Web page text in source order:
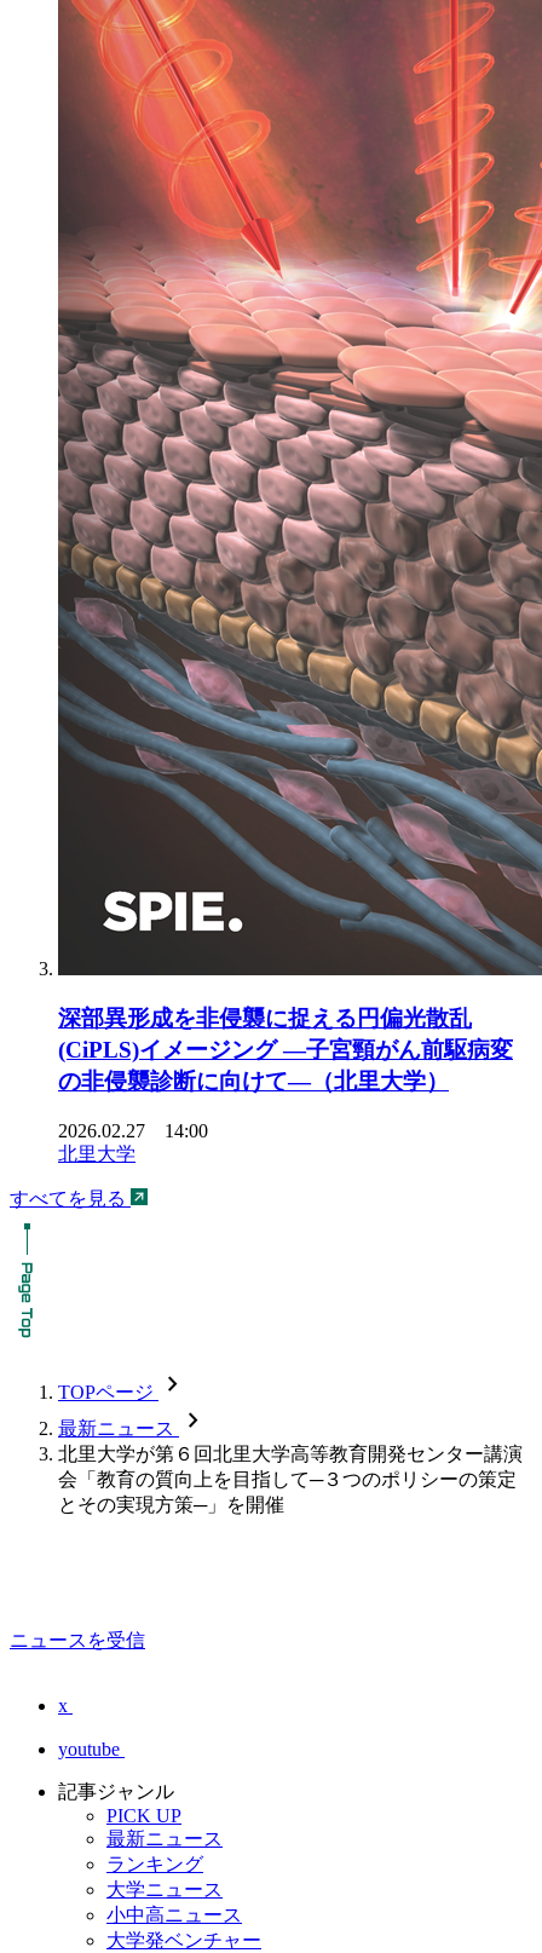
深部異形成を非侵襲に捉える円偏光散乱
(CiPLS)イメージング ―子宮頸がん前駆病変
の非侵襲診断に向けて―（北里大学）
2026.02.27 14:00
北里大学
すべてを見る
TOPページ chevron_forward
最新ニュース chevron_forward
北里大学が第６回北里大学高等教育開発センター講演
会「教育の質向上を目指して─３つのポリシーの策定
とその実現方策─」を開催
ニュースを受信
x
youtube
記事ジャンル
PICK UP
最新ニュース
ランキング
大学ニュース
小中高ニュース
大学発ベンチャー